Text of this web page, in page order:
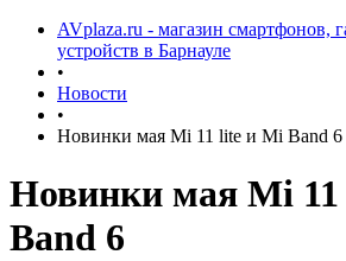
AVplaza.ru - магазин смартфонов,
устройств в Барнауле
•
Новости
•
Новинки мая Mi 11 lite и Mi Band 6
Новинки мая Mi
Band 6